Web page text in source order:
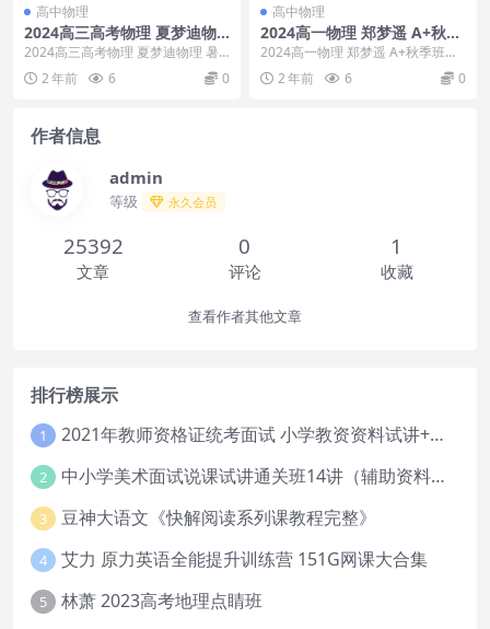
高中物理
2024高三高考物理 夏梦迪物
理 暑假班
2024高三高考物理 夏梦迪物理 暑
假班目录：01 相互作用之受力分析
（一）：力...
2 年前 6 0
高中物理
2024高一物理 郑梦遥 A+秋季
班
2024高一物理 郑梦遥 A+秋季班目
录：1. 物理·学习规划课 郑梦瑶_e
v....2 年前 6 0
作者信息
admin
等级 永久会员
25392
文章
0
评论
1
收藏
查看作者其他文章
排行榜展示
1 2021年教师资格证统考面试 小学教资资料试讲+答辩
2 中小学美术面试说课试讲通关班14讲（辅助资料第一套）
3 豆神大语文《快解阅读系列课教程完整》
4 艾力 原力英语全能提升训练营 151G网课大合集
5 林萧 2023高考地理点睛班